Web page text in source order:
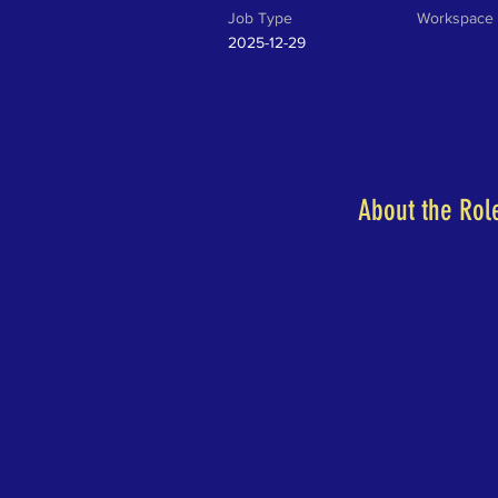
Job Type
2025-12-29
Workspace
About the